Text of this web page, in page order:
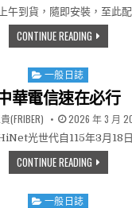
午到貨，隨即安裝，至此
CONTINUE READING
Posted in
一般日誌
華電信速在必行
(FRIBER) PUBLISHED
2026 年 3 月
光世代自115年3月18
CONTINUE READING中華電信
Posted in
一般日誌